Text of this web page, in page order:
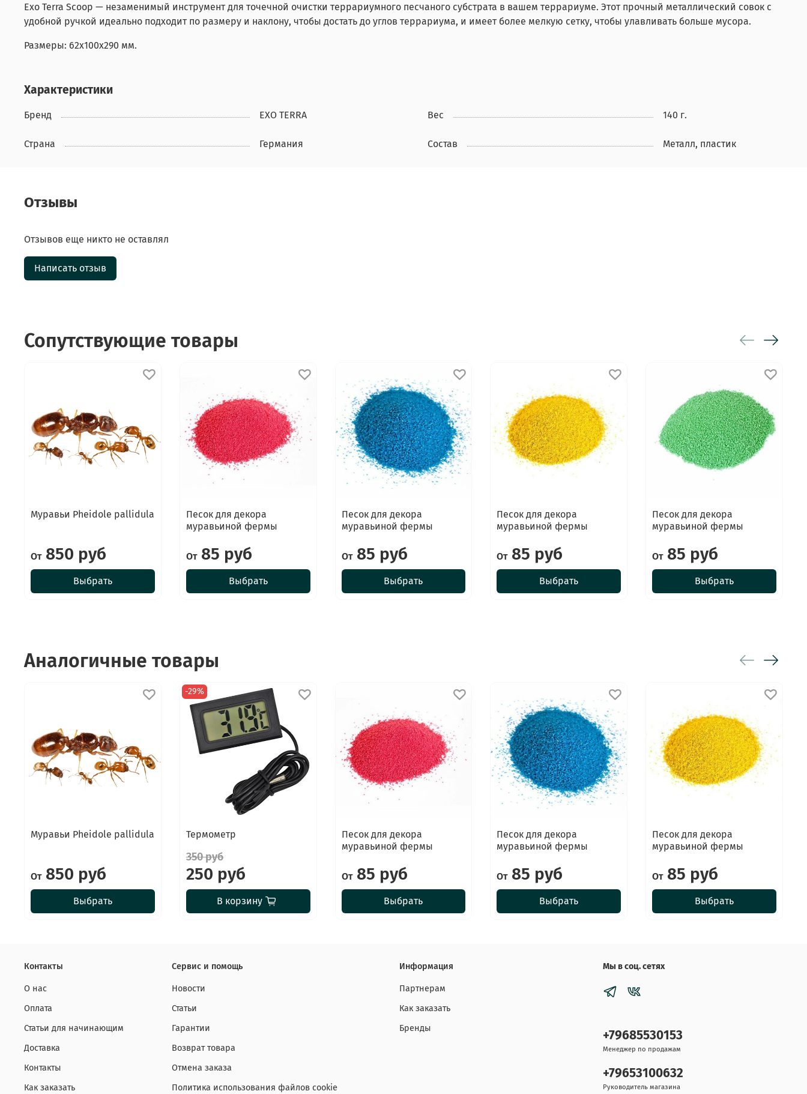
Exo Terra Scoop — незаменимый инструмент для точечной очистки террариумного песчаного субстрата в вашем террариуме. Этот прочный металлический совок с
удобной ручкой идеально подходит по размеру и наклону, чтобы достать до углов террариума, и имеет более мелкую сетку, чтобы улавливать больше мусора.
Размеры: 62x100x290 мм.
Характеристики
Бренд EXO TERRA Вес 140 г.
Страна Германия Состав Металл, пластик
Отзывы
Отзывов еще никто не оставлял
Написать отзыв
Сопутствующие товары
Муравьи Pheidole pallidula
От850 руб
Выбрать
Песок для декора
муравьиной фермы
От85 руб
Выбрать
Песок для декора
муравьиной фермы
От85 руб
Выбрать
Песок для декора
муравьиной фермы
От85 руб
Выбрать
Песок для декора
муравьиной фермы
От85 руб
Выбрать
Аналогичные товары
Муравьи Pheidole pallidula
От850 руб
Выбрать
-29%
Термометр
350 руб
250 руб
В корзину
Песок для декора
муравьиной фермы
От85 руб
Выбрать
Песок для декора
муравьиной фермы
От85 руб
Выбрать
Песок для декора
муравьиной фермы
От85 руб
Выбрать
Контакты
О нас
Оплата
Статьи для начинающим
Доставка
Контакты
Как заказать
Сервис и помощь
Новости
Статьи
Гарантии
Возврат товара
Отмена заказа
Политика использования файлов cookie
Информация
Партнерам
Как заказать
Бренды
Мы в соц. сетях
+79685530153
Менеджер по продажам
+79653100632
Руководитель магазина